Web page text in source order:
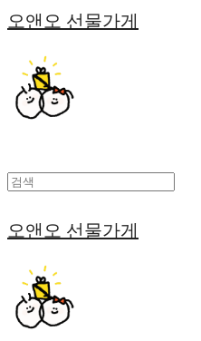
오앤오 선물가게
오앤오 선물가게